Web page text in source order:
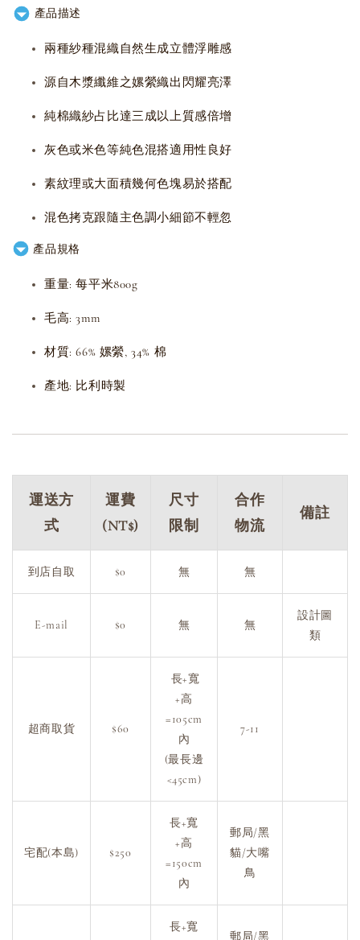
產品描述
兩種紗種混織自然生成立體浮雕感
源自木漿纖維之嫘縈織出閃耀亮澤
純棉織紗占比達三成以上質感倍增
灰色或米色等純色混搭適用性良好
素紋理或大面積幾何色塊易於搭配
混色拷克跟隨主色調小細節不輕忽
產品規格
重量: 每平米800g
毛高: 3mm
材質: 66% 嫘縈, 34% 棉
產地: 比利時製
運送方
式
運費
(NT$)
尺寸
限制
合作
物流
備註
到店自取 $0 無 無
E-mail $0 無 無
設計圖
類
超商取貨 $60
長+寬
+高
=105cm
內
(最長邊
<45cm)
7-11
宅配(本島) $250
長+寬
+高
=150cm
內
郵局/黑
貓/大嘴
鳥
長+寬
郵局/黑